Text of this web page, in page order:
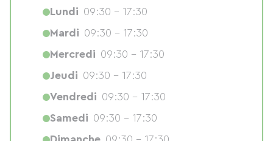
Lundi 09:30 - 17:30
Mardi 09:30 - 17:30
Mercredi 09:30 - 17:30
Jeudi 09:30 - 17:30
Vendredi 09:30 - 17:30
Samedi 09:30 - 17:30